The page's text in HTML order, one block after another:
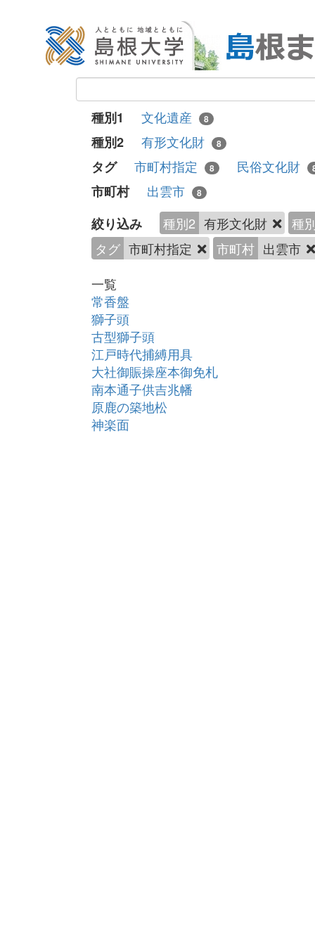
種別1 文化遺産 8
種別2 有形文化財 8
タグ 市町村指定 8 民俗文化財
市町村 出雲市 8
絞り込み 種別2 有形文化財
種
タグ 市町村指定 市町村 出雲市
一覧
常香盤
獅子頭
古型獅子頭
江戸時代捕縛用具
大社御賑操座本御免札
南本通子供吉兆幡
原鹿の築地松
神楽面